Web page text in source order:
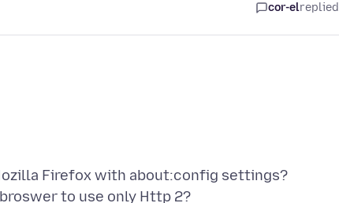
cor-elreplied
Firefox with about:config settings?